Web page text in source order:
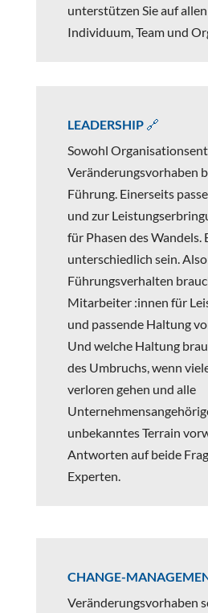
unterstützen Sie auf
Individuum, Team und
LEADERSHIP 🔗
Sowohl
Veränderungsvorhaben
Führung. Einerseits
und zur
für Phasen des Wandels.
unterschiedlich sein.
Führungsverhalten
Mitarbeiter :innen für
und passende Haltung
Und welche Haltung
des Umbruchs, wenn
verloren gehen und alle
unbekanntes Terrain
Antworten auf beide
Experten.
CHANGE-
Veränderungsvorhaben